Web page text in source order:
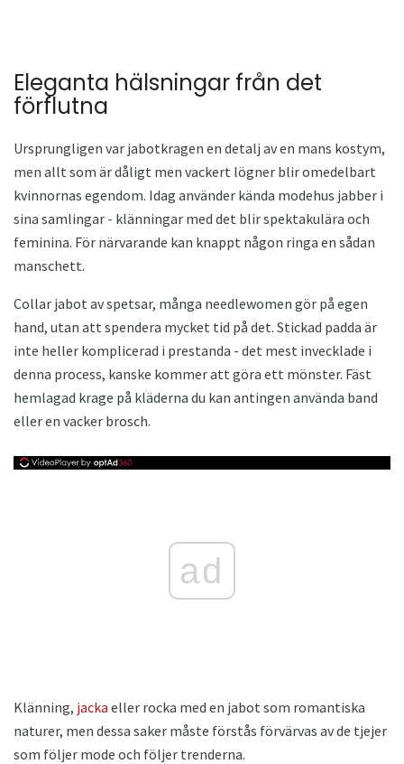
Eleganta hälsningar från det
förflutna
Ursprungligen var jabotkragen en detalj av en mans kostym,
men allt som är dåligt men vackert lögner blir omedelbart
kvinnornas egendom. Idag använder kända modehus jabber i
sina samlingar - klänningar med det blir spektakulära och
feminina. För närvarande kan knappt någon ringa en sådan
manschett.
Collar jabot av spetsar, många needlewomen gör på egen
hand, utan att spendera mycket tid på det. Stickad padda är
inte heller komplicerad i prestanda - det mest invecklade i
denna process, kanske kommer att göra ett mönster. Fäst
hemlagad krage på kläderna du kan antingen använda band
eller en vacker brosch.
ad
Klänning, jacka eller rocka med en jabot som romantiska
naturer, men dessa saker måste förstås förvärvas av de tjejer
som följer mode och följer trenderna.